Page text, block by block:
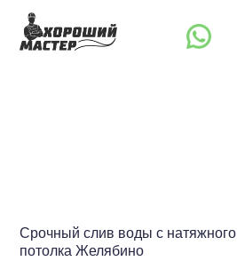
Срочный слив воды с натяжного
потолка Желябино